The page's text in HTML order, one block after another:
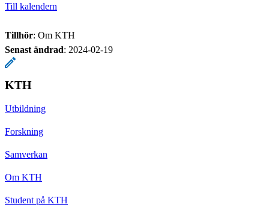
Till kalendern
Tillhör: Om KTH
Senast ändrad: 2024-02-19
KTH
Utbildning
Forskning
Samverkan
Om KTH
Student på KTH